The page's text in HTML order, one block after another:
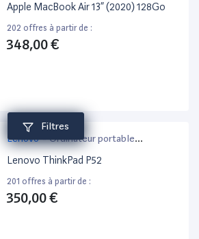
Filtres
Apple MacBook Air 13” (2020) 128Go
202 offres à partir de :
348,00 €
Lenovo- Ordinateur portable
bureautique
Lenovo ThinkPad P52
201 offres à partir de :
350,00 €